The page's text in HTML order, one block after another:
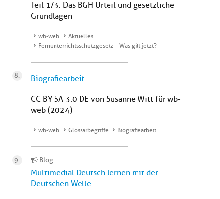
Teil 1/3: Das BGH Urteil und gesetzliche
Grundlagen
wb-web
Aktuelles
Fernunterrichtsschutzgesetz – Was gilt jetzt?
Biografiearbeit
CC BY SA 3.0 DE von Susanne Witt für wb-
web (2024)
wb-web Glossarbegriffe Biografiearbeit
Blog
Multimedial Deutsch lernen mit der
Deutschen Welle